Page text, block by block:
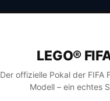
LEGO®
Der offizielle Pokal der FIFA
Modell – ein echtes